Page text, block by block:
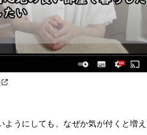
うにしても、なぜか気が付くと増